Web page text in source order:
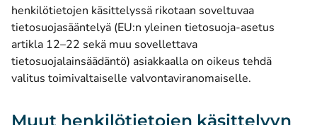
henkilötietojen käsittelyssä rikotaan soveltuvaa
tietosuojasääntelyä (EU:n yleinen tietosuoja-asetus
artikla 12–22 sekä muu sovellettava
tietosuojalainsäädäntö) asiakkaalla on oikeus tehdä
valitus toimivaltaiselle valvontaviranomaiselle.
Muut henkilötietojen käsittelyyn